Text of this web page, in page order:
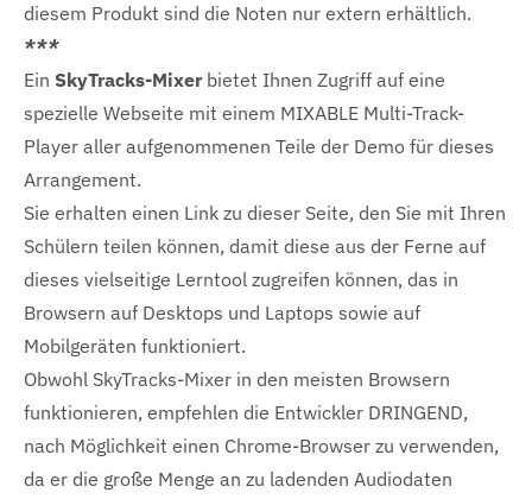
diesem Produkt sind die Noten nur extern erhältlich.
***
Ein SkyTracks-Mixer bietet Ihnen Zugriff auf eine
spezielle Webseite mit einem MIXABLE Multi-Track-
Player aller aufgenommenen Teile der Demo für dieses
Arrangement.
Sie erhalten einen Link zu dieser Seite, den Sie mit Ihren
Schülern teilen können, damit diese aus der Ferne auf
dieses vielseitige Lerntool zugreifen können, das in
Browsern auf Desktops und Laptops sowie auf
Mobilgeräten funktioniert.
Obwohl SkyTracks-Mixer in den meisten Browsern
funktionieren, empfehlen die Entwickler DRINGEND,
nach Möglichkeit einen Chrome-Browser zu verwenden,
da er die große Menge an zu ladenden Audiodaten